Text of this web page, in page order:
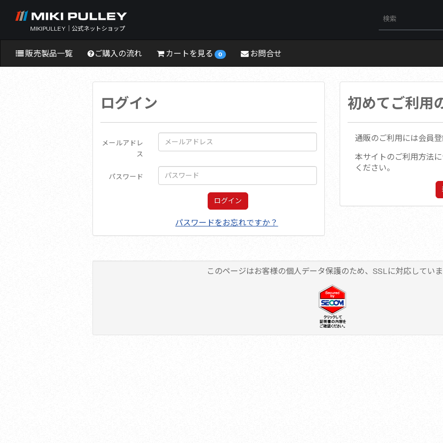
MIKIPULLEY｜公式ネットショップ
販売製品一覧 ご購入の流れ カートを見る 0 お問合せ
ログイン
メールアドレ
ス
パスワード
ログイン
パスワードをお忘れですか？
初めてご利用
通販のご利用には会員
本サイトのご利用方法
ください。
このページはお客様の個人データ保護のため、SSLに対応してい